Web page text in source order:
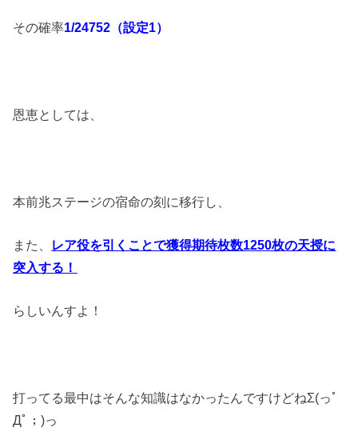
その確率1/24752（設定1）
恩恵としては、
本前兆ステージの宿命の刻に移行し、
また、 レア役を引くことで獲得期待枚数1250枚の天授に
突入する！
らしいんすよ！
打ってる最中はそんな知識はなかったんですけどねΣ(っﾟ
Дﾟ；)っ